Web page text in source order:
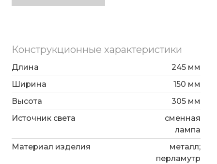
Конструкционные характеристики
Длина
245 мм
Ширина
150 мм
Высота
305 мм
Источник света
сменная
лампа
Материал изделия
металл;
перламутр